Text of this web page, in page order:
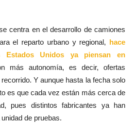
centra en el desarrollo de camiones
el reparto urbano y regional, hace
Unidos ya piensan en
más autonomía, es decir, ofertas
Y aunque hasta la fecha solo
es que cada vez están más cerca de
pues distintos fabricantes ya han
de pruebas.